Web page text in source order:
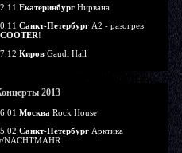
Екатеринбург Нирвана
Санкт-Петербург А2 - разогрев
!
Киров Gaudi Hall
2013
Москва Rock House
Санкт-Петербург Арктика
NACHTMAHR